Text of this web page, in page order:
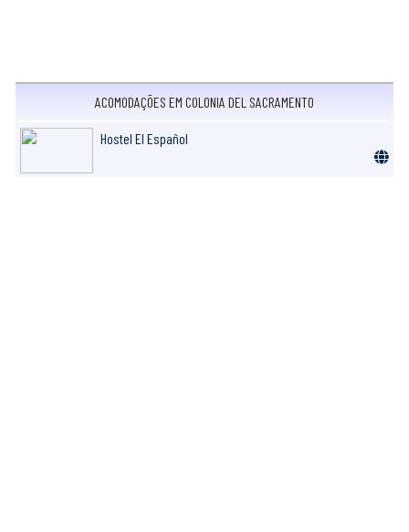
ACOMODAÇÕES EM COLONIA DEL SACRAMENTO
Hostel El Español